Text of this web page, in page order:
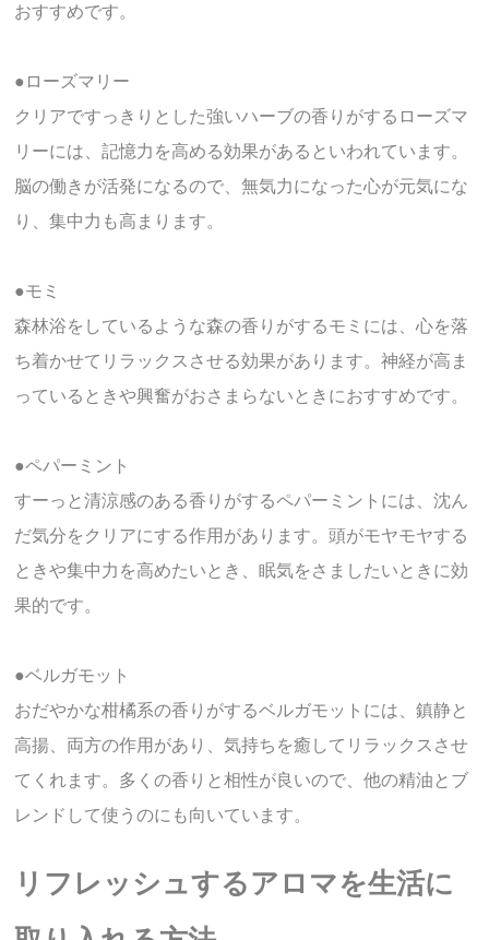
おすすめです。
●ローズマリー
クリアですっきりとした強いハーブの香りがするローズマ
リーには、記憶力を高める効果があるといわれています。
脳の働きが活発になるので、無気力になった心が元気にな
り、集中力も高まります。
●モミ
森林浴をしているような森の香りがするモミには、心を落
ち着かせてリラックスさせる効果があります。神経が高ま
っているときや興奮がおさまらないときにおすすめです。
●ペパーミント
すーっと清涼感のある香りがするペパーミントには、沈ん
だ気分をクリアにする作用があります。頭がモヤモヤする
ときや集中力を高めたいとき、眠気をさましたいときに効
果的です。
●ベルガモット
おだやかな柑橘系の香りがするベルガモットには、鎮静と
高揚、両方の作用があり、気持ちを癒してリラックスさせ
てくれます。多くの香りと相性が良いので、他の精油とブ
レンドして使うのにも向いています。
リフレッシュするアロマを生活に